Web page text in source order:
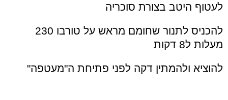
לעטוף היטב בצורת סוכריה
להכניס לתנור שחומם מראש על טורבו 230
מעלות ל8 דקות
להוציא ולהמתין דקה לפני פתיחת ה"מעטפה"